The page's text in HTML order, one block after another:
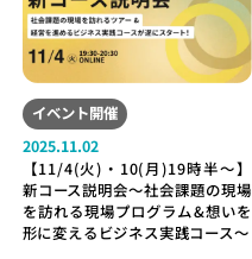
イベント開催
2025.11.02
【11/4(火)・10(月)19時半〜】
新コース説明会〜社会課題の現場
を訪れる現場プログラム&想いを
形に変えるビジネス実践コース〜